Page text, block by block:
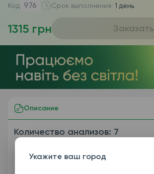
Код 976 Срок выполнения: 1 день
1315 грн Заказать
Описание
Количество анализов: 7
Содержимое пакета
Укажите ваш город